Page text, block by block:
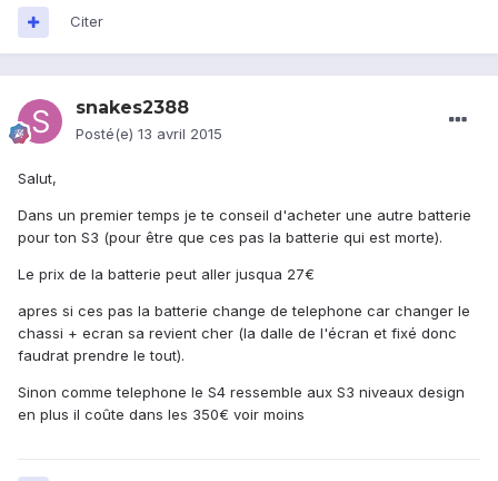
Citer
snakes2388
Posté(e) 13 avril 2015
Salut,
Dans un premier temps je te conseil d'acheter une autre batterie
pour ton S3 (pour être que ces pas la batterie qui est morte).
Le prix de la batterie peut aller jusqua 27€
apres si ces pas la batterie change de telephone car changer le
chassi + ecran sa revient cher (la dalle de l'écran et fixé donc
faudrat prendre le tout).
Sinon comme telephone le S4 ressemble aux S3 niveaux design
en plus il coûte dans les 350€ voir moins